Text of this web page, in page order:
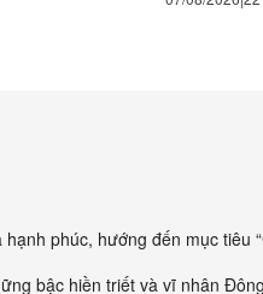
phúc, hướng đến mục tiêu
bậc hiền triết và vĩ nhân